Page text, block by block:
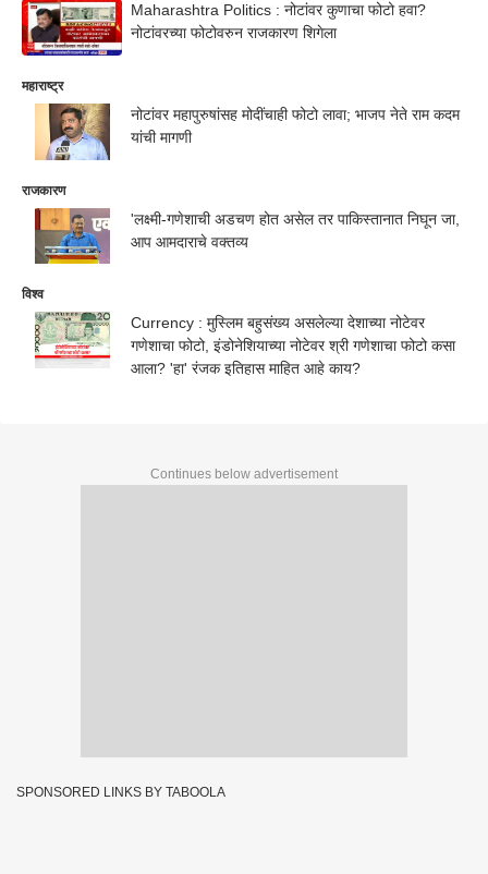
Maharashtra Politics : नोटांवर कुणाचा फोटो हवा?
नोटांवरच्या फोटोवरुन राजकारण शिगेला
महाराष्ट्र
नोटांवर महापुरुषांसह मोदींचाही फोटो लावा; भाजप नेते राम कदम
यांची मागणी
राजकारण
'लक्ष्मी-गणेशाची अडचण होत असेल तर पाकिस्तानात निघून जा,
आप आमदाराचे वक्तव्य
विश्व
Currency : मुस्लिम बहुसंख्य असलेल्या देशाच्या नोटेवर
गणेशाचा फोटो, इंडोनेशियाच्या नोटेवर श्री गणेशाचा फोटो कसा
आला? 'हा' रंजक इतिहास माहित आहे काय?
Continues below advertisement
SPONSORED LINKS BY TABOOLA